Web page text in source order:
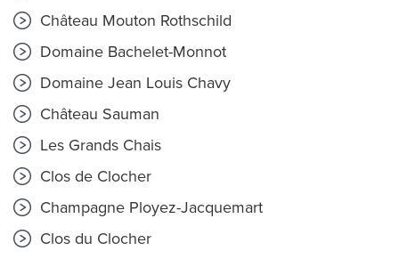
Château Mouton Rothschild
Domaine Bachelet-Monnot
Domaine Jean Louis Chavy
Château Sauman
Les Grands Chais
Clos de Clocher
Champagne Ployez-Jacquemart
Clos du Clocher